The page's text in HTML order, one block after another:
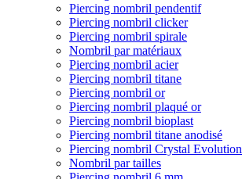
Piercing nombril pendentif
Piercing nombril clicker
Piercing nombril spirale
Nombril par matériaux
Piercing nombril acier
Piercing nombril titane
Piercing nombril or
Piercing nombril plaqué or
Piercing nombril bioplast
Piercing nombril titane anodisé
Piercing nombril Crystal Evolution
Nombril par tailles